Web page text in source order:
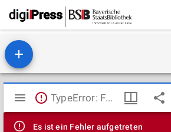
Mirador
Viewer
TypeError: Failed to fetch
Es ist ein Fehler aufgetreten